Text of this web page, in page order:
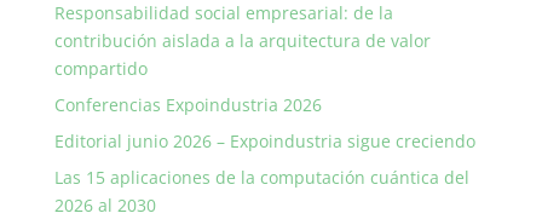
Responsabilidad social empresarial: de la
contribución aislada a la arquitectura de valor
compartido
Conferencias Expoindustria 2026
Editorial junio 2026 – Expoindustria sigue creciendo
Las 15 aplicaciones de la computación cuántica del
2026 al 2030